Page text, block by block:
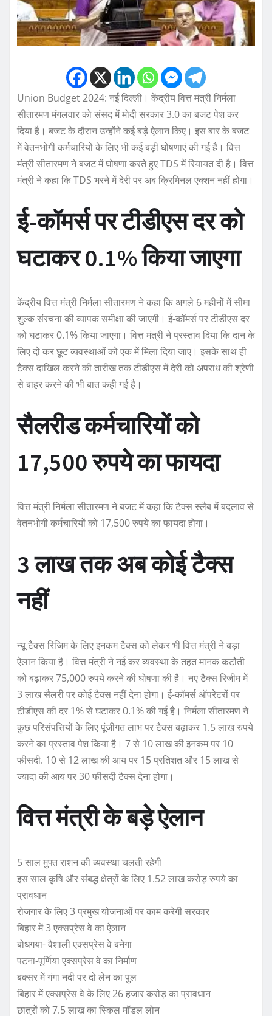
Union Budget 2024: नई दिल्ली। केंद्रीय वित्त मंत्री निर्मला
सीतारमण मंगलवार को संसद में मोदी सरकार 3.0 का बजट पेश कर
दिया है। बजट के दौरान उन्होंने कई बड़े ऐलान किए। इस बार के बजट
में वेतनभोगी कर्मचारियों के लिए भी कई बड़ी घोषणाएं की गई है। वित्त
मंत्री सीतारमण ने बजट में घोषणा करते हुए TDS में रियायत दी है। वित्त
मंत्री ने कहा कि TDS भरने में देरी पर अब क्रिमिनल एक्शन नहीं होगा।
ई-कॉमर्स पर टीडीएस दर को
घटाकर 0.1% किया जाएगा
केंद्रीय वित्त मंत्री निर्मला सीतारमण ने कहा कि अगले 6 महीनों में सीमा
शुल्क संरचना की व्यापक समीक्षा की जाएगी। ई-कॉमर्स पर टीडीएस दर
को घटाकर 0.1% किया जाएगा। वित्त मंत्री ने प्रस्ताव दिया कि दान के
लिए दो कर छूट व्यवस्थाओं को एक में मिला दिया जाए। इसके साथ ही
टैक्स दाखिल करने की तारीख तक टीडीएस में देरी को अपराध की श्रेणी
से बाहर करने की भी बात कही गई है।
सैलरीड कर्मचारियों को
17,500 रुपये का फायदा
वित्त मंत्री निर्मला सीतारमण ने बजट में कहा कि टैक्स स्लैब में बदलाव से
वेतनभोगी कर्मचारियों को 17,500 रुपये का फायदा होगा।
3 लाख तक अब कोई टैक्स
नहीं
न्यू टैक्स रिजिम के लिए इनकम टैक्स को लेकर भी वित्त मंत्री ने बड़ा
ऐलान किया है। वित्त मंत्री ने नई कर व्यवस्था के तहत मानक कटौती
को बढ़ाकर 75,000 रुपये करने की घोषणा की है। नए टैक्स रिजीम में
3 लाख सैलरी पर कोई टैक्स नहीं देना होगा। ई-कॉमर्स ऑपरेटरों पर
टीडीएस की दर 1% से घटाकर 0.1% की गई है। निर्मला सीतारमण ने
कुछ परिसंपत्तियों के लिए पूंजीगत लाभ पर टैक्स बढ़ाकर 1.5 लाख रुपये
करने का प्रस्ताव पेश किया है। 7 से 10 लाख की इनकम पर 10
फीसदी. 10 से 12 लाख की आय पर 15 प्रतिशत और 15 लाख से
ज्यादा की आय पर 30 फीसदी टैक्स देना होगा।
वित्त मंत्री के बड़े ऐलान
5 साल मुफ्त राशन की व्यवस्था चलती रहेगी
इस साल कृषि और संबद्ध क्षेत्रों के लिए 1.52 लाख करोड़ रुपये का
प्रावधान
रोजगार के लिए 3 प्रमुख योजनाओं पर काम करेगी सरकार
बिहार में 3 एक्सप्रेस वे का ऐलान
बोधगया- वैशाली एक्सप्रेस वे बनेगा
पटना-पूर्णिया एक्सप्रेस वे का निर्माण
बक्सर में गंगा नदी पर दो लेन का पुल
बिहार में एक्सप्रेस वे के लिए 26 हजार करोड़ का प्रावधान
छात्रों को 7.5 लाख का स्किल मॉडल लोन